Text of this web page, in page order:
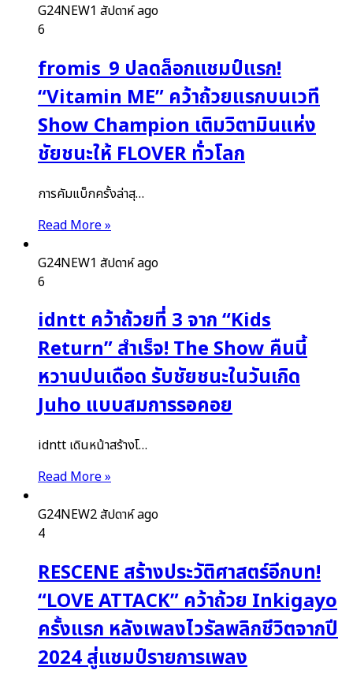
G24NEW1 สัปดาห์ ago
6
fromis_9 ปลดล็อกแชมป์แรก!
“Vitamin ME” คว้าถ้วยแรกบนเวที
Show Champion เติมวิตามินแห่ง
ชัยชนะให้ FLOVER ทั่วโลก
การคัมแบ็กครั้งล่าสุ…
Read More »
G24NEW1 สัปดาห์ ago
6
idntt คว้าถ้วยที่ 3 จาก “Kids
Return” สำเร็จ! The Show คืนนี้
หวานปนเดือด รับชัยชนะในวันเกิด
Juho แบบสมการรอคอย
idntt เดินหน้าสร้างโ…
Read More »
G24NEW2 สัปดาห์ ago
4
RESCENE สร้างประวัติศาสตร์อีกบท!
“LOVE ATTACK” คว้าถ้วย Inkigayo
ครั้งแรก หลังเพลงไวรัลพลิกชีวิตจากปี
2024 สู่แชมป์รายการเพลง